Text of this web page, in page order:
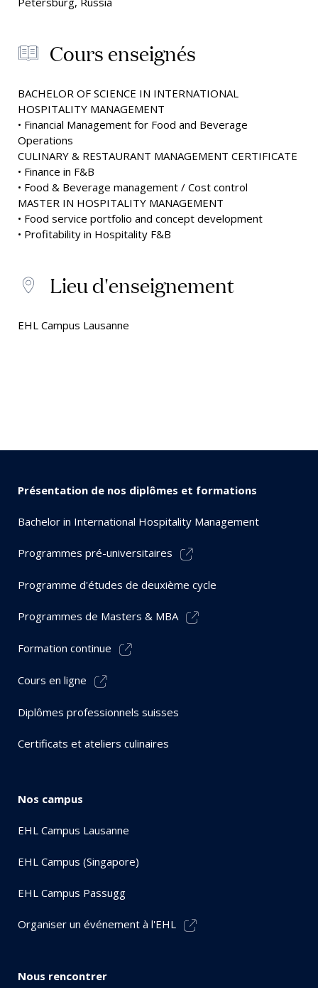
Cours enseignés
BACHELOR OF SCIENCE IN INTERNATIONAL
HOSPITALITY MANAGEMENT
• Financial Management for Food and Beverage
Operations
CULINARY & RESTAURANT MANAGEMENT CERTIFICATE
• Finance in F&B
• Food & Beverage management / Cost control
MASTER IN HOSPITALITY MANAGEMENT
• Food service portfolio and concept development
• Profitability in Hospitality F&B
Lieu d'enseignement
EHL Campus Lausanne
Présentation de nos diplômes et formations
Bachelor in International Hospitality Management
Programmes pré-universitaires
Programme d'études de deuxième cycle
Programmes de Masters & MBA
Formation continue
Cours en ligne
Diplômes professionnels suisses
Certificats et ateliers culinaires
Nos campus
EHL Campus Lausanne
EHL Campus (Singapore)
EHL Campus Passugg
Organiser un événement à l'EHL
Nous rencontrer